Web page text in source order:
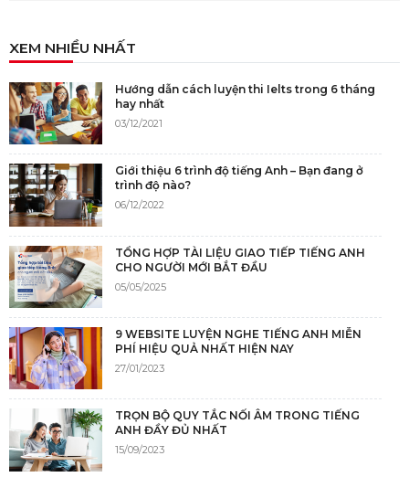
XEM NHIỀU NHẤT
Hướng dẫn cách luyện thi Ielts trong 6 tháng
hay nhất
03/12/2021
Giới thiệu 6 trình độ tiếng Anh – Bạn đang ở
trình độ nào?
06/12/2022
TỔNG HỢP TÀI LIỆU GIAO TIẾP TIẾNG ANH
CHO NGƯỜI MỚI BẮT ĐẦU
05/05/2025
9 WEBSITE LUYỆN NGHE TIẾNG ANH MIỄN
PHÍ HIỆU QUẢ NHẤT HIỆN NAY
27/01/2023
TRỌN BỘ QUY TẮC NỐI ÂM TRONG TIẾNG
ANH ĐẦY ĐỦ NHẤT
15/09/2023